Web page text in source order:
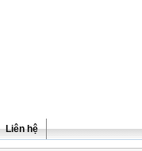
Liên hệ